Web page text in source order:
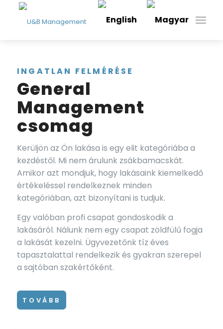
INGATLAN FELMÉRÉSE
General
Management
csomag
Kerüljön az Ön lakása is egy elit kategóriába a
kezdéstől. Mi nem árulunk zsákbamacskát.
Amikor azt mondjuk, hogy lakásaink kiemelkedő
értékeléssel rendelkeznek minden
kategóriában, azt bizonyítani is tudjuk.
Egy valóban profi csapat gondoskodik a
lakásáról. Nálunk nem egy csapat zöldfülű fogja
a lakását kezelni. Ügyvezetőnk tíz éves
tapasztalattal rendelkezik és gyakran szerepel
a sajtóban szakértőként.
TOVÁBB